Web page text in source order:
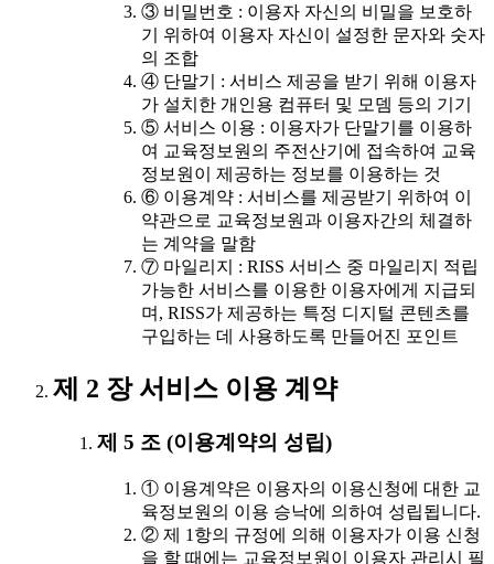
③ 비밀번호 : 이용자 자신의 비밀을 보호하
기 위하여 이용자 자신이 설정한 문자와 숫자
의 조합
④ 단말기 : 서비스 제공을 받기 위해 이용자
가 설치한 개인용 컴퓨터 및 모뎀 등의 기기
⑤ 서비스 이용 : 이용자가 단말기를 이용하
여 교육정보원의 주전산기에 접속하여 교육
정보원이 제공하는 정보를 이용하는 것
⑥ 이용계약 : 서비스를 제공받기 위하여 이
약관으로 교육정보원과 이용자간의 체결하
는 계약을 말함
⑦ 마일리지 : RISS 서비스 중 마일리지 적립
가능한 서비스를 이용한 이용자에게 지급되
며, RISS가 제공하는 특정 디지털 콘텐츠를
구입하는 데 사용하도록 만들어진 포인트
제 2 장 서비스 이용 계약
제 5 조 (이용계약의 성립)
① 이용계약은 이용자의 이용신청에 대한 교
육정보원의 이용 승낙에 의하여 성립됩니다.
② 제 1항의 규정에 의해 이용자가 이용 신청
을 할 때에는 교육정보원이 이용자 관리시 필